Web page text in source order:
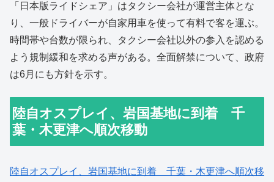
「日本版ライドシェア」はタクシー会社が運営主体とな
り、一般ドライバーが自家用車を使って有料で客を運ぶ。
時間帯や台数が限られ、タクシー会社以外の参入を認める
よう規制緩和を求める声がある。全面解禁について、政府
は6月にも方針を示す。
陸自オスプレイ、岩国基地に到着 千
葉・木更津へ順次移動
陸自オスプレイ、岩国基地に到着 千葉・木更津へ順次移